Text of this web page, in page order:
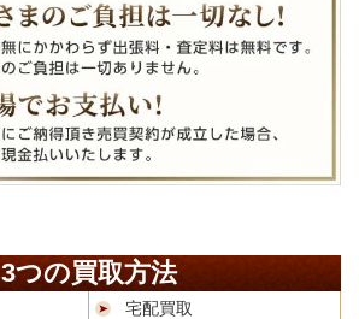
3つの買取方法
宅配買取